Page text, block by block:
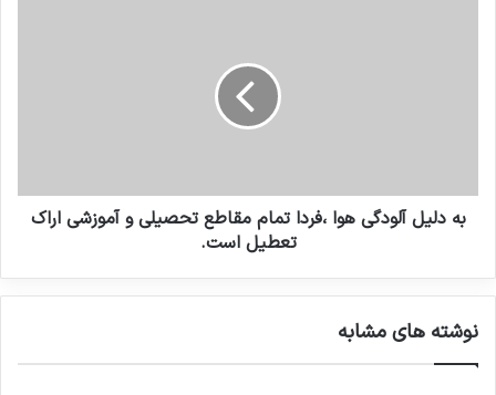
به دلیل آلودگی هوا ،فردا تمام مقاطع تحصیلی و آموزشی اراک
تعطیل است.
نوشته های مشابه